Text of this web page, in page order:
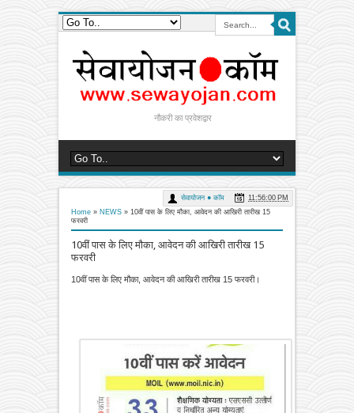
नौकरी का प्रवेशद्वार
Home » NEWS » 10वीं पास के लिए मौका, आवेदन की आखिरी तारीख 15
फरवरी
10वीं पास के लिए मौका, आवेदन की आखिरी तारीख 15
फरवरी
सेवायोजन ● कॉम 11:56:00 PM
10वीं पास के लिए मौका, आवेदन की आखिरी तारीख 15 फरवरी।